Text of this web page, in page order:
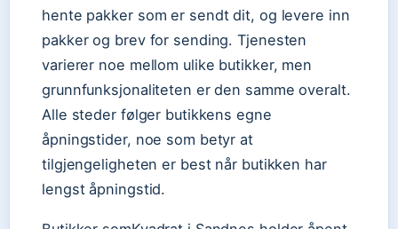
hente pakker som er sendt dit, og levere inn
pakker og brev for sending. Tjenesten
varierer noe mellom ulike butikker, men
grunnfunksjonaliteten er den samme overalt.
Alle steder følger butikkens egne
åpningstider, noe som betyr at
tilgjengeligheten er best når butikken har
lengst åpningstid.